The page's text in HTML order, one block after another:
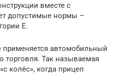
вместе с
допустимые нормы –
Е.
применяется автомобильный
торговля. Так называемая
колёс», когда прицеп